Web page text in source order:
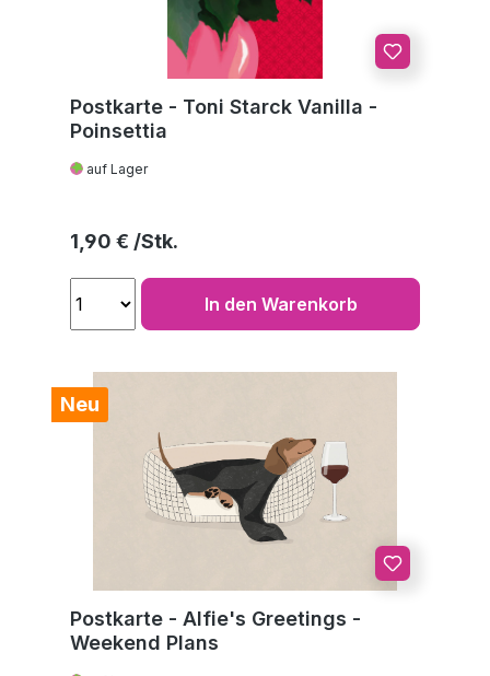
Postkarte - Toni Starck Vanilla -
Poinsettia
auf Lager
Regulärer Preis:
1,90 €
In den Warenkorb
Neu
Postkarte - Alfie's Greetings -
Weekend Plans